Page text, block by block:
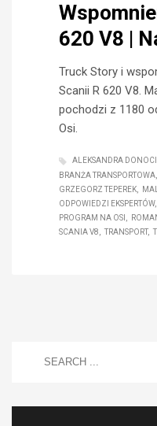
620 V8 |
Truck Story i
Scanii R 620 V8.
pochodzi z 1180
Osi.
ALEKSANDRA
BRANŻA TRANSPORTOWA
GRZEGORZ TEPEREK
ODPOWIEDZI EKSPERTÓW
PROGRAM NA OSI
SCANIA V8
TRANSPORT